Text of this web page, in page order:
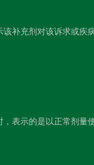
补充剂对该诉求或
表示的是以正常剂